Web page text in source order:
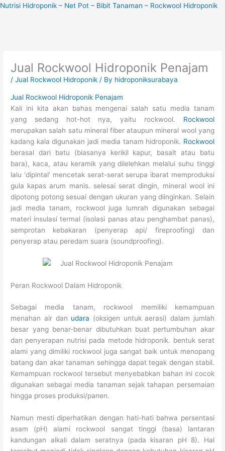
Skip
Nutrisi Hidroponik – Net Pot – Bibit Tanaman – Rockwool Hidroponik
Jual Rockwool Hidroponik Penajam
/Jual Rockwool Hidroponik / By hidroponiksurabaya
Jual Rockwool Hidroponik Penajam
Kali ini kita akan bahas mengenai salah satu media tanam
yang sedang hot-hot nya, yaitu rockwool. Rockwool
merupakan salah satu mineral fiber ataupun mineral wool yang
kadang kala digunakan jadi media tanam hidroponik. Rockwool
berasal dari batu (biasanya kerikil kapur, basalt atau batu
bara), kaca, atau keramik yang dilelehkan melalui suhu tinggi
lalu ‘dipintal’ mencetak serat-serat serupa ibarat memproduksi
gula kapas arum manis. selesai serat dingin, mineral wool ini
dipotong potong sesuai dengan ukuran yang diinginkan. Selain
jadi media tanam, rockwool juga lumrah digunakan sebagai
materi insulasi termal (isolasi panas atau penghambat panas),
semprotan kebakaran (penyerap api/ fireproofing) dan
penyerap atau peredam suara (soundproofing).
Peran Rockwool Dalam Hidroponik
Sebagai media tanam, rockwool memiliki kemampuan
menahan air dan udara (oksigen untuk aerasi) dalam jumlah
besar yang benar-benar dibutuhkan buat pertumbuhan akar
dan penyerapan nutrisi pada metode hidroponik. bentuk serat
alami yang dimiliki rockwool juga sangat baik untuk menopang
batang dan akar tanaman sehingga dapat tegak dengan stabil.
Kemampuan rockwool tersebut menyebabkan bahan ini cocok
digunakan sebagai media tanaman sejak tahapan persemaian
hingga proses produksi/panen.
Namun mesti diperhatikan dengan hati-hati bahwa persentasi
asam (pH) alami rockwool sangat tinggi (basa) lantaran
kandungan alkali dalam seratnya (pada kisaran pH 8). Hal